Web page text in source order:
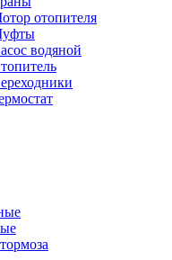
отопителя
водяной